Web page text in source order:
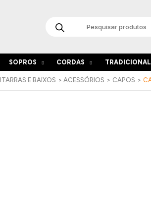
search
SOPROS CORDAS TRADICIONAL
E BAIXOS ACESSÓRIOS CAPOS